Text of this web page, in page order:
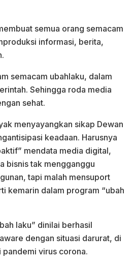
semua orang semacam
informasi, berita,
semacam ubahlaku, dalam
Sehingga roda media
sehat.
menyayangkan sikap Dewan
keadaan. Harusnya
mendata media digital,
bisnis tak mengganggu
tapi malah mensuport
kemarin dalam program “ubah
laku” dinilai berhasil
dengan situasi darurat, di
pandemi virus corona.